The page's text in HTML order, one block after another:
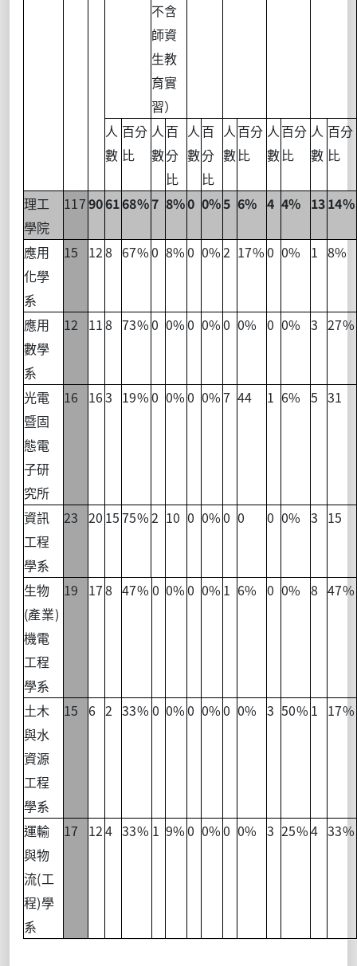
不含
師資
生教
育實
習）
人
數
百分
比
人
數
百
分
比
人
數
百
分
比
人
數
百分
比
人
數
百分
比
人
數
百分
比
理工
學院
117906168%7 8%0 0%5 6% 4 4% 1314%
應用
化學
系
15 128 67%0 8%0 0%2 17%0 0% 1 8%
應用
數學
系
12 118 73%0 0%0 0%0 0% 0 0% 3 27%
光電
暨固
態電
子研
究所
16 163 19%0 0%0 0%7 44 1 6% 5 31
資訊
工程
學系
23 20 1575%2 10 0 0%0 0 0 0% 3 15
生物
(產業)
機電
工程
學系
19 178 47% 0 0%0 0% 1 6% 0 0% 8 47%
土木
與水
資源
工程
學系
15 6 2 33% 0 0%0 0%0 0% 3 50% 1 17%
運輸
與物
流(工
程)學
系
17 124 33% 1 9%0 0%0 0% 3 25%4 33%